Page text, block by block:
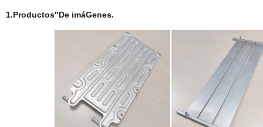
1.Productos"De imáGenes.